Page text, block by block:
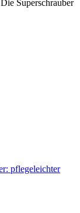
Superschrauber
pflegeleichter